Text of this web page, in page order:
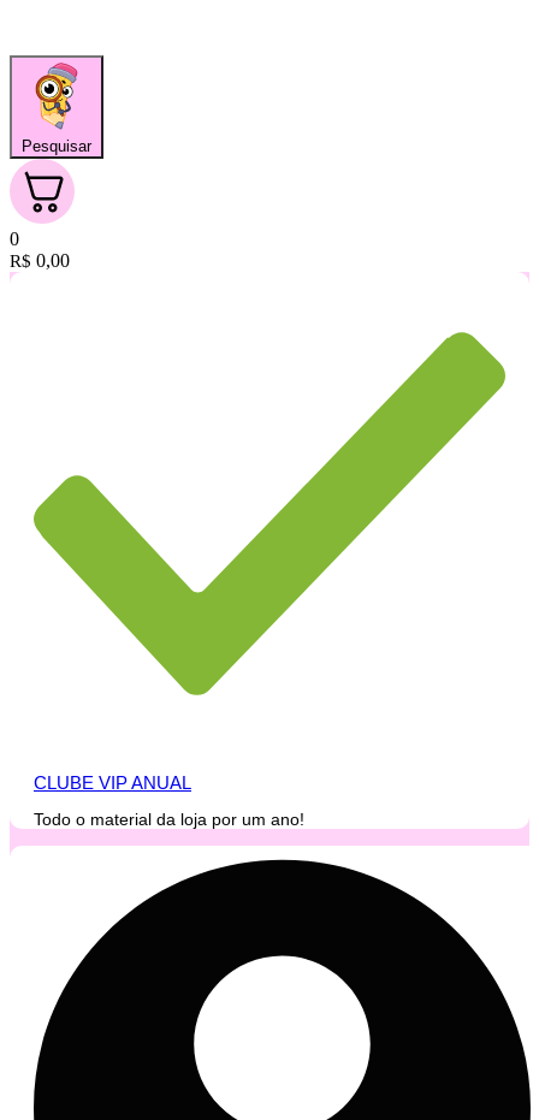
Pesquisar
0
R$ 0,00
CLUBE VIP ANUAL
Todo o material da loja por um ano!